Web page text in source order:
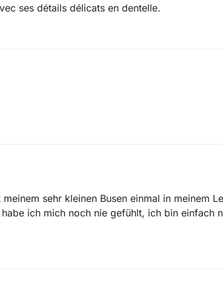
ses détails délicats en dentelle.
sehr kleinen Busen einmal in meinem
ich mich noch nie gefühlt, ich bin einfach